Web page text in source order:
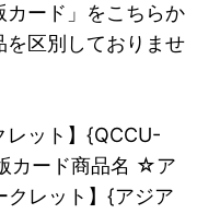
カード」をこちらか
を区別しておりませ
レット】{QCCU-
カード商品名 ☆ア
レット】{アジア